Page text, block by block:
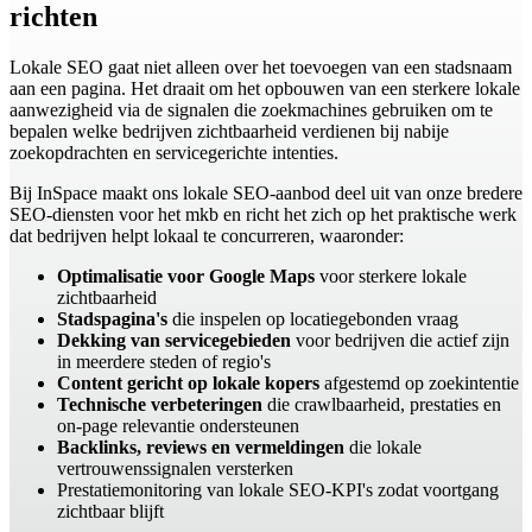
richten
Lokale SEO gaat niet alleen over het toevoegen van een stadsnaam
aan een pagina. Het draait om het opbouwen van een sterkere lokale
aanwezigheid via de signalen die zoekmachines gebruiken om te
bepalen welke bedrijven zichtbaarheid verdienen bij nabije
zoekopdrachten en servicegerichte intenties.
Bij InSpace maakt ons lokale SEO-aanbod deel uit van onze bredere
SEO-diensten voor het mkb en richt het zich op het praktische werk
dat bedrijven helpt lokaal te concurreren, waaronder:
Optimalisatie voor Google Maps voor sterkere lokale
zichtbaarheid
Stadspagina's die inspelen op locatiegebonden vraag
Dekking van servicegebieden voor bedrijven die actief zijn
in meerdere steden of regio's
Content gericht op lokale kopers afgestemd op zoekintentie
Technische verbeteringen die crawlbaarheid, prestaties en
on-page relevantie ondersteunen
Backlinks, reviews en vermeldingen die lokale
vertrouwenssignalen versterken
Prestatiemonitoring van lokale SEO-KPI's zodat voortgang
zichtbaar blijft